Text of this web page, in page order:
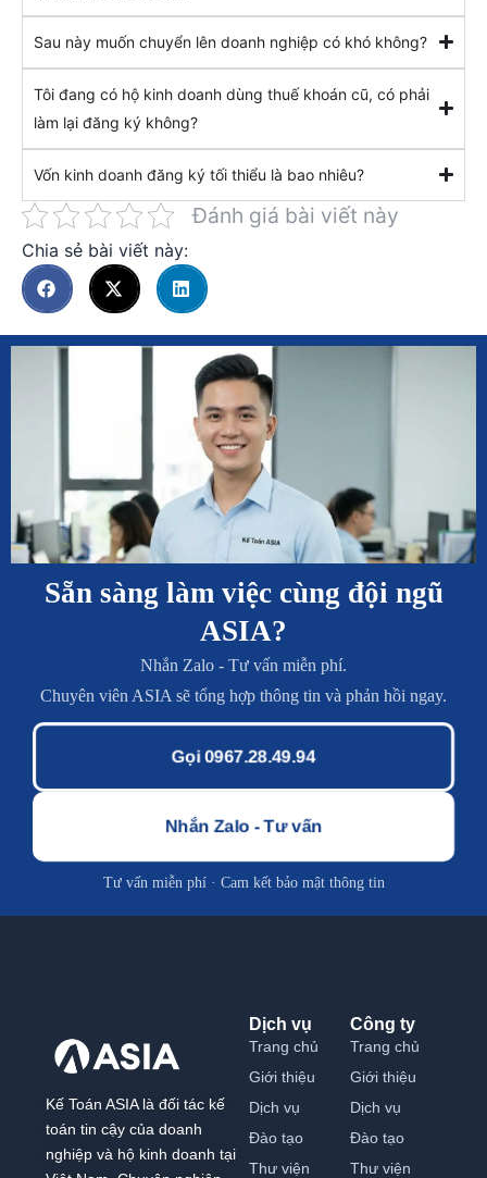
Sau này muốn chuyển lên doanh nghiệp có khó không?
Tôi đang có hộ kinh doanh dùng thuế khoán cũ, có phải
làm lại đăng ký không?
Vốn kinh doanh đăng ký tối thiểu là bao nhiêu?
Đánh giá bài viết này
Chia sẻ bài viết này:
Sẵn sàng làm việc cùng đội ngũ
ASIA?
Nhắn Zalo - Tư vấn miễn phí.
Chuyên viên ASIA sẽ tổng hợp thông tin và phản hồi ngay.
Gọi 0967.28.49.94
Nhắn Zalo - Tư vấn
Tư vấn miễn phí · Cam kết bảo mật thông tin
Kế Toán ASIA là đối tác kế
toán tin cậy của doanh
nghiệp và hộ kinh doanh tại
Dịch vụ
Trang chủ
Giới thiệu
Dịch vụ
Đào tạo
Thư viện
Công ty
Trang chủ
Giới thiệu
Dịch vụ
Đào tạo
Thư viện